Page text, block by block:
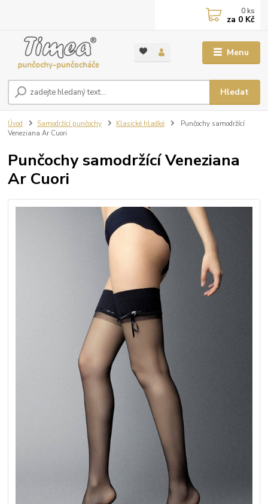
Menu
Hledat
0 ks
za 0 Kč
Úvod Samodržící punčochy Klasické hladké
Punčochy samodržící
Veneziana Ar Cuori
Punčochy samodržící Veneziana
Ar Cuori